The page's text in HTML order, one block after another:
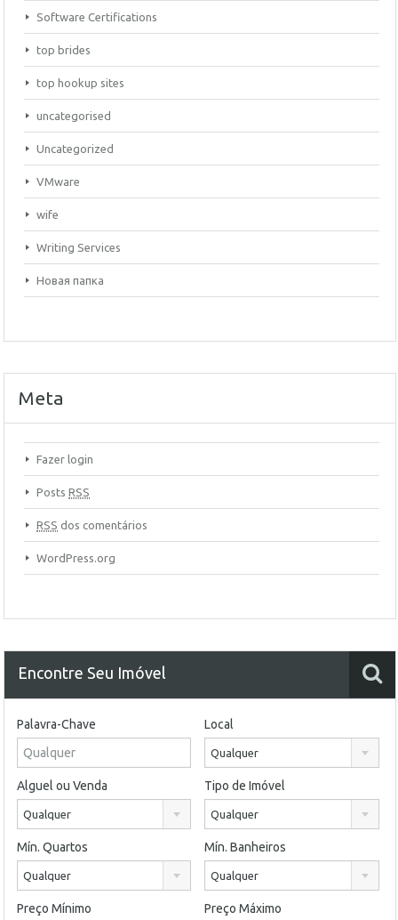
Software Certifications
top brides
top hookup sites
uncategorised
Uncategorized
VMware
wife
Writing Services
Новая папка
Meta
Fazer login
Posts RSS
RSS dos comentários
WordPress.org
Encontre Seu Imóvel
Palavra-Chave Local
Qualquer
Alguel ou Venda
Qualquer
Tipo de Imóvel
Qualquer
Mín. Quartos
Qualquer
Mín. Banheiros
Qualquer
Preço Mínimo Preço Máximo